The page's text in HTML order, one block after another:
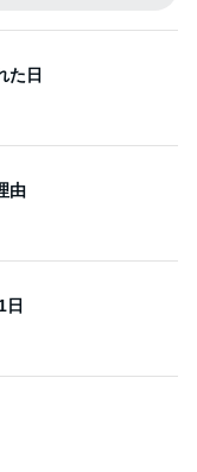
日
タオル